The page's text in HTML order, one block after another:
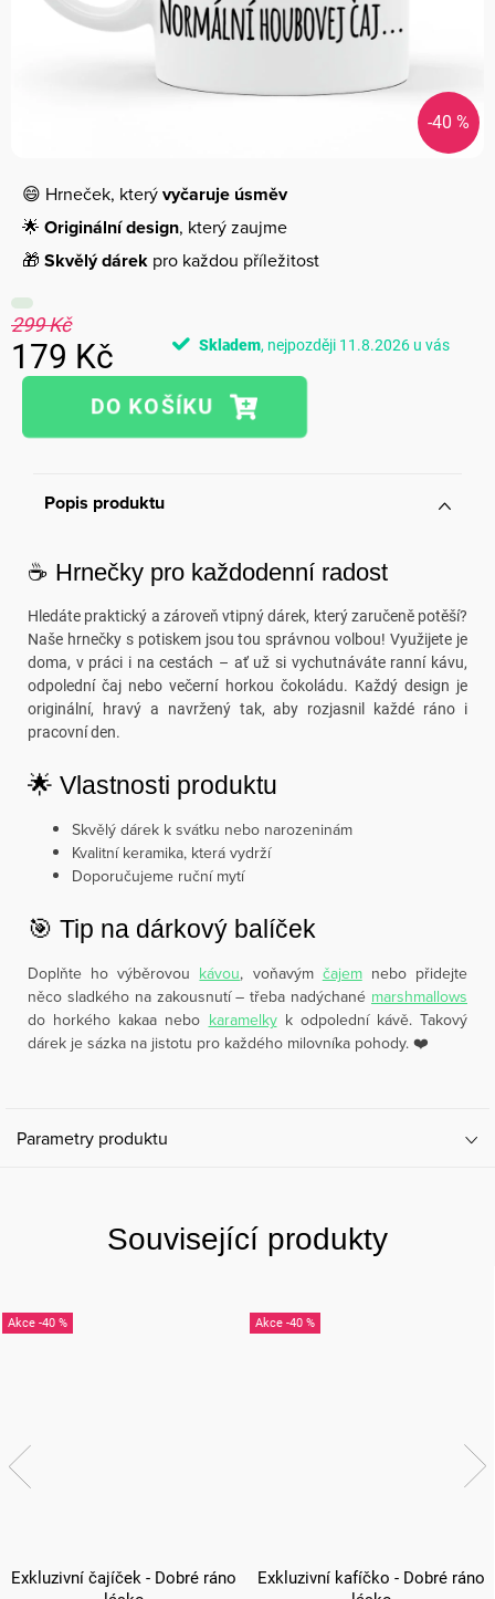
-40 %
😄 Hrneček, kterývyčaruje úsměv
🌟 Originální design, který zaujme
🎁 Skvělý dárek pro každou příležitost
299 Kč
179 Kč
Měrná
Skladem 11.8.2026
Popis produktu
☕ Hrnečky pro každodenní radost
Hledáte praktický a zároveň vtipný dárek, který zaručeně potěší?
Naše hrnečky s potiskem jsou tou správnou volbou! Využijete je
doma, v práci i na cestách – ať už si vychutnáváte ranní kávu,
odpolední čaj nebo večerní horkou čokoládu. Každý design je
originální, hravý a navržený tak, aby rozjasnil každé ráno i
pracovní den.
🌟 Vlastnosti produktu
Skvělý dárek k svátku nebo narozeninám
Kvalitní keramika, která vydrží
Doporučujeme ruční mytí
🎯 Tip na dárkový balíček
Doplňte ho výběrovou kávou, voňavým čajemnebo přidejte
něco sladkého na zakousnutí – třeba nadýchané marshmallows
do horkého kakaa nebo karamelkyk odpolední kávě. Takový
dárek je sázka na jistotu pro každého milovníka pohody. ❤️
Parametry produktu
Související produkty
-40 %
Exkluzivní čajíček - Dobré ráno
-40 %
Exkluzivní kafíčko - Dobré ráno